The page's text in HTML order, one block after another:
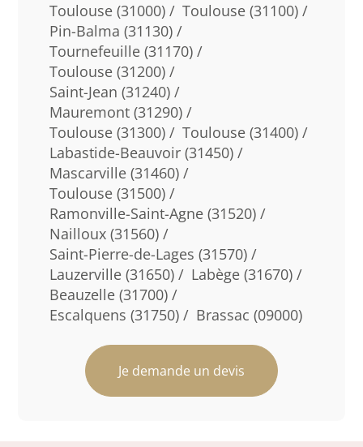
Toulouse (31000) / Toulouse (31100) /
Pin-Balma (31130) /
Tournefeuille (31170) /
Toulouse (31200) /
Saint-Jean (31240) /
Mauremont (31290) /
Toulouse (31300) / Toulouse (31400) /
Labastide-Beauvoir (31450) /
Mascarville (31460) /
Toulouse (31500) /
Ramonville-Saint-Agne (31520) /
Nailloux (31560) /
Saint-Pierre-de-Lages (31570) /
Lauzerville (31650) / Labège (31670) /
Beauzelle (31700) /
Escalquens (31750) / Brassac (09000)
Je demande un devis